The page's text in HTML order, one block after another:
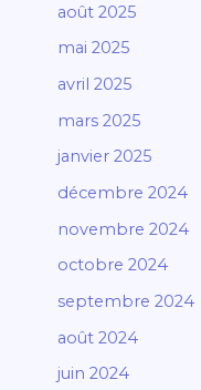
août 2025
mai 2025
avril 2025
mars 2025
janvier 2025
décembre 2024
novembre 2024
octobre 2024
septembre 2024
août 2024
juin 2024